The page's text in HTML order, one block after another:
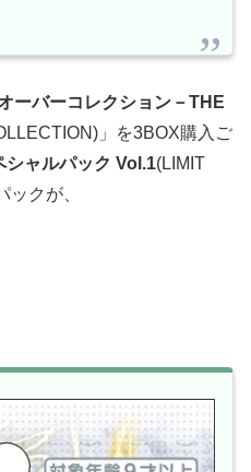
ーバーコレクション－THE
」を3BOX購入ご
シャルパック Vol.1(LIMIT
クが、